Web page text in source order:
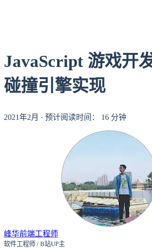
JavaScript 游戏开
碰撞引擎实现
2021年2月 · 预计阅读时间： 16 分钟
峰华前端工程师
软件工程师 / B站UP主